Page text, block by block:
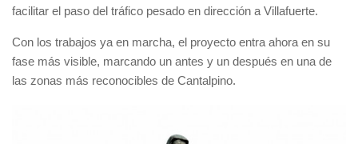
facilitar el paso del tráfico pesado en dirección a Villafuerte.
Con los trabajos ya en marcha, el proyecto entra ahora en su
fase más visible, marcando un antes y un después en una de
las zonas más reconocibles de Cantalpino.